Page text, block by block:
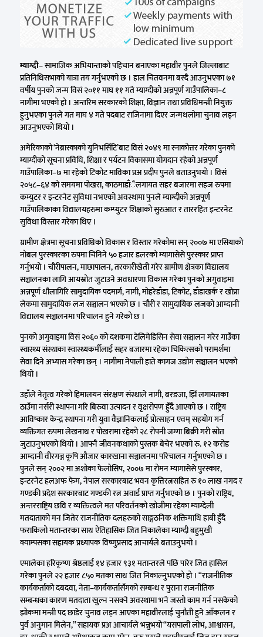
म्याग्दी– सामाजिक अभियान्ताको पहिचान बनाएका महावीर पुनले जिल्लाबाट
प्रतिनिधिसभाको यात्रा तय गर्नुभएको छ । हाल चितवनमा बस्दै आउनुभएका ७१
वर्षीय पुनको जन्म विसं २०११ माघ ११ गते म्याग्दीको अन्नपूर्ण गाउँपालिका–८
नागीमा भएको हो । अन्तरिम सरकारको शिक्षा, विज्ञान तथा प्रविधिमन्त्री नियुक्त
हुनुभएका पुनले गत माघ ४ गते पदबाट राजिनामा दिएर जन्मथलोमा चुनाव लड्न
आउनुभएको थियो ।
अमेरिकाको ‘नेब्रास्काको युनिभर्सिटि’बाट विसं २०४९ मा स्नाकोत्तर गरेका पुनको
म्याग्दीको सूचना प्रविधि, शिक्षा र पर्यटन विकासमा योगदान रहेको अन्नपूर्ण
गाउँपालिका–७ मा रहेको टिकोट माविका प्रअ प्रदीप पुनले बताउनुभयो । विसं
२०५८–६४ को समयमा पोखरा, काठमाडाँैलगायत सहर बजारमा सहज रुपमा
कम्युटर र इन्टरनेट सुविधा नभएको अवस्थामा पुनले म्याग्दीको अन्नपूर्ण
गाउँपालिकाका विद्यालयहरुमा कम्प्युटर शिक्षाको सुरुआत र ताररहित इन्टरनेट
सुविधा विस्तार गरेका थिए ।
ग्रामीण क्षेत्रमा सूचना प्रविधिको विकास र विस्तार गरेकोमा सन् २००७ मा एसियाको
नोबल पुरस्कारका रुपमा चिनिने ५० हजार डलरको म्यागासेसे पुरस्कार प्राप्त
गर्नुभयो । चौरीपालन, माछापालन, तरकारीखेती गरेर ग्रामीण क्षेत्रका विद्यालय
सञ्चालनका लागि आयस्रोत जुटाउने अवधारणा विकास गरेका पुनको अगुवाइमा
अन्नपूर्ण धौलागिरि सामुदायिक पदमार्ग, नागी, मोहरेडाँडा, टिकोट, डाँडाखर्क र खोप्रा
लेकमा सामुदायिक लज सञ्चालन भएको छ । चौरी र सामुदायिक लजको आम्दानी
विद्यालय सञ्चालनमा परिचालन हुने गरेको छ ।
पुनको अगुवाइमा विसं २०६० को दशकमा टेलिमेडिसिन सेवा सञ्चालन गरेर गाउँका
स्वास्थ्य संस्थाका स्वास्थ्यकर्मीलाई सहर बजारमा रहेका चिकित्सको परामर्शमा
सेवा दिने अभ्यास गरेका छन् । नागीमा नेपाली हाते कागज उद्योग सञ्चालन भएको
थियो ।
उहाँले नेतृत्व गरेको हिमालयन संरक्षण संस्थाले नागी, बरङजा, झिँ लगायतका
ठाउँमा नर्सरी स्थापना गरि बिरुवा उत्पादन र वृक्षरोपण हुँदै आएको छ । राष्ट्रिय
आविष्कार केन्द्र स्थापना गरी युवा वैज्ञानिकलाई प्रोत्साहन एवम् सहयोग गर्न
व्यक्तिगत रुपमा लेखनाथ र पोखरामा रहेको २८ रोपनी जग्गा बिक्री गरी स्रोत
जुटाउनुभएको थियो । आफ्नै जीवनकथाको पुस्तक बेचेर भएको रु. १२ करोड
आम्दानी वीरगञ्ज कृषि औजार कारखाना सञ्चालनमा परिचालन गर्नुभएको छ ।
पुनले सन् २००२ मा अशोका फेलोसिप, २००७ मा रोमन म्यागासेसे पुरस्कार,
इन्टरनेट हलअफ फेम, नेपाल सरकारबाट भवन कृत्तिरत्नसहित रु १० लाख नगद र
गण्डकी प्रदेश सरकारबाट गण्डकी रत्न अवार्ड प्राप्त गर्नुभएको छ । पुनको राष्ट्रिय,
अन्तरराष्ट्रिय छवि र व्यक्तित्वले मत परिवर्तनको खोजीमा रहेका म्याग्देली
मतदाताको मन जितेर राजनीतिक दलहरुको साङ्गठनिक शक्तिमाथि हाबी हुँदै
फराकिलो मतान्तरका साथ ऐतिहासिक जित निकालेका म्याग्दी बहुमुखी
क्याम्पसका सहायक प्रध्यापक विष्णुप्रसाद आचार्यले बताउनुभयो ।
एमालेका हरिकृष्ण श्रेष्ठलाई १४ हजार ९३१ मतान्तरले पछि पारेर जित हासिल
गरेका पुनले २२ हजार ८५० मतका साथ जित निकाल्नुभएको हो । “राजनीतिक
कार्यकर्ताको दबदवा, नेता–कार्यकर्तासँगको सम्बन्ध र पुराना राजनीतिक
सम्बन्धका कारण मतदाता खुल्न नसक्ने अवस्थामा भने जस्तो काम गर्न नसकेको
झोकमा मन्त्री पद छाडेर चुनाव लड्न आएका महावीरलाई चुनौती हुने आँकलन र
पुर्व अनुमान मिलेन,” सहायक प्रअ आचार्यले भन्नुभयो “यसपाली लोभ, आश्वासन,